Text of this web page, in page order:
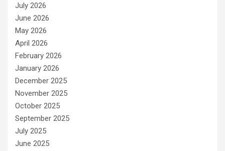
e
s
July 2026
June 2026
May 2026
April 2026
February 2026
January 2026
December 2025
November 2025
October 2025
September 2025
July 2025
June 2025